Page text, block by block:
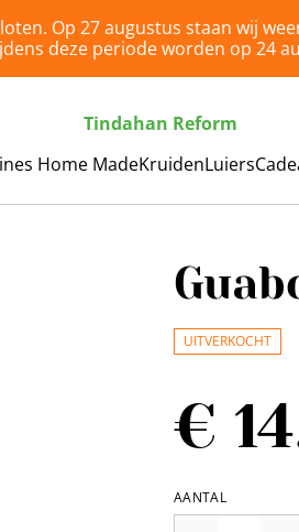
Op 27 augustus staan wij
deze periode worden op 24
Tindahan Reform
Home MadeKruidenLuiers
UITVERKOCHT
€
AANTAL